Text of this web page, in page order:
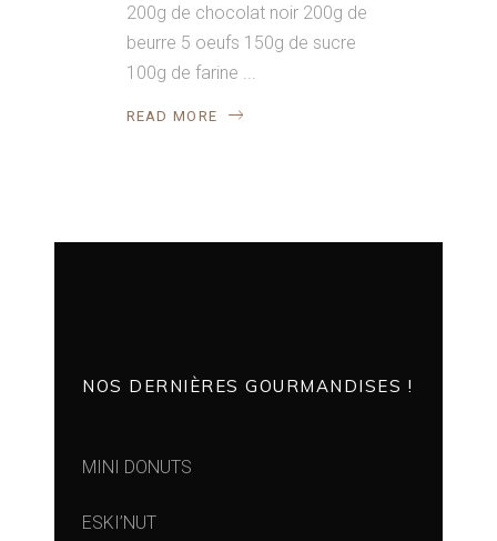
200g de chocolat noir 200g de
beurre 5 oeufs 150g de sucre
100g de farine
READ MORE
NOS DERNIÈRES GOURMANDISES !
MINI DONUTS
ESKI’NUT